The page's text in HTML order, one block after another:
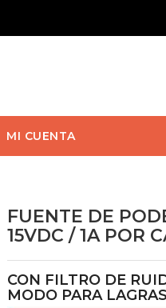
MI CUENTA
FUENTE DE
15VDC / 1A POR
CON FILTRO DE
MODO PARA